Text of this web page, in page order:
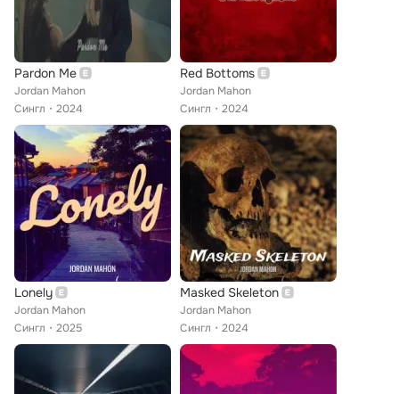
Pardon Me
Jordan Mahon
Сингл
2024
Red Bottoms
Jordan Mahon
Сингл
2024
Lonely
Jordan Mahon
Сингл
2025
Masked Skeleton
Jordan Mahon
Сингл
2024